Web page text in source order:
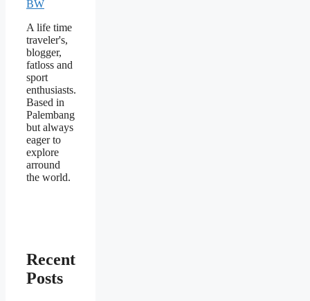
A life time
traveler's,
blogger,
fatloss and
sport
enthusiasts.
Based in
Palembang
but always
eager to
explore
arround
the world.
Recent
Posts